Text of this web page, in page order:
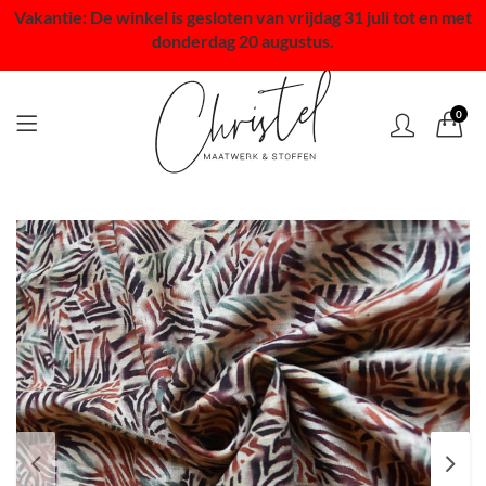
Vakantie: De winkel is gesloten van vrijdag 31 juli tot en met
donderdag 20 augustus.
0